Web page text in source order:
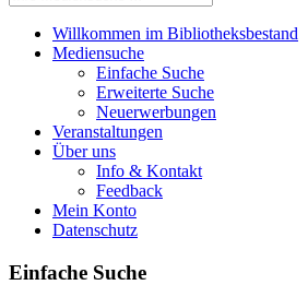
Willkommen im Bibliotheksbestand
Mediensuche
Einfache Suche
Erweiterte Suche
Neuerwerbungen
Veranstaltungen
Über uns
Info & Kontakt
Feedback
Mein Konto
Datenschutz
Einfache Suche